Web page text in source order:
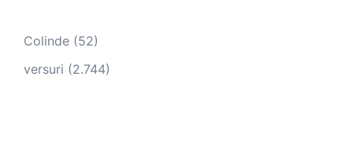
Colinde (52)
versuri (2.744)